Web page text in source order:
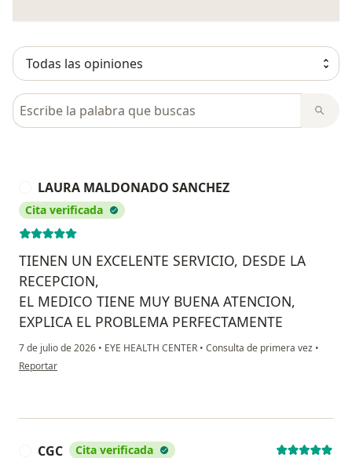
Busca en opiniones
LAURA MALDONADO SANCHEZ
Cita verificada
TIENEN UN EXCELENTE SERVICIO, DESDE LA
RECEPCION,
EL MEDICO TIENE MUY BUENA ATENCION,
EXPLICA EL PROBLEMA PERFECTAMENTE
7 de julio de 2026 • EYE HEALTH CENTER • Consulta de primera vez •
en opinión del usuario LAURA MALDONADO SANCHEZ
Reportar
CGC Cita verificada